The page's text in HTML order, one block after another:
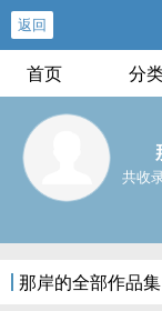
返回
首页 分
共收
那岸的全部作品集